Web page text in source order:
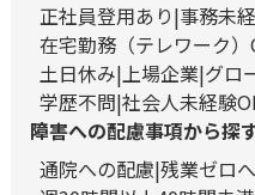
正社員登用あり 事務未
在宅勤務（テレワーク）
土日休み 上場企業 グロ
学歴不問 社会人未経験
障害への配慮事項から探
通院への配慮 残業ゼロ